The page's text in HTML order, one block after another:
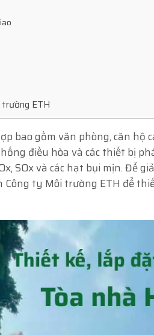
ETH
bao gồm văn phòng, căn hộ
điều hòa và các thiết bị
SOx và các hạt bụi mịn.
ty Môi trường ETH để